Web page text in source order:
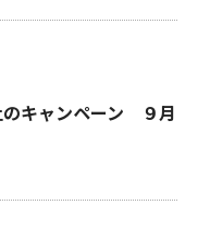
キャンペーン ９月